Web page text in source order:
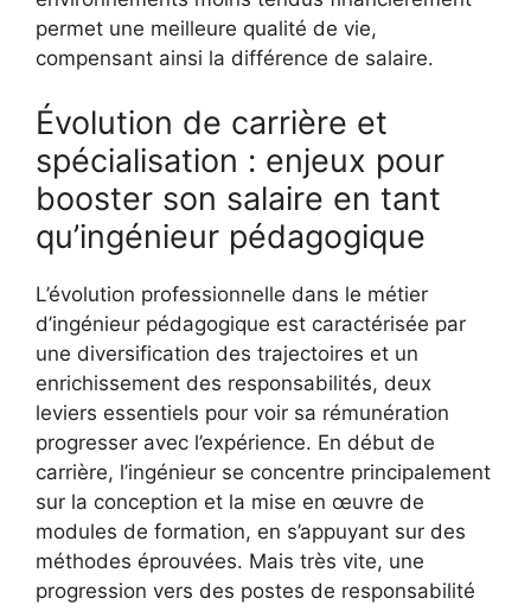
permet une meilleure qualité de vie,
compensant ainsi la différence de salaire.
Évolution de carrière et
spécialisation : enjeux pour
booster son salaire en tant
qu’ingénieur pédagogique
L’évolution professionnelle dans le métier
d’ingénieur pédagogique est caractérisée par
une diversification des trajectoires et un
enrichissement des responsabilités, deux
leviers essentiels pour voir sa rémunération
progresser avec l’expérience. En début de
carrière, l’ingénieur se concentre principalement
sur la conception et la mise en œuvre de
modules de formation, en s’appuyant sur des
méthodes éprouvées. Mais très vite, une
progression vers des postes de responsabilité